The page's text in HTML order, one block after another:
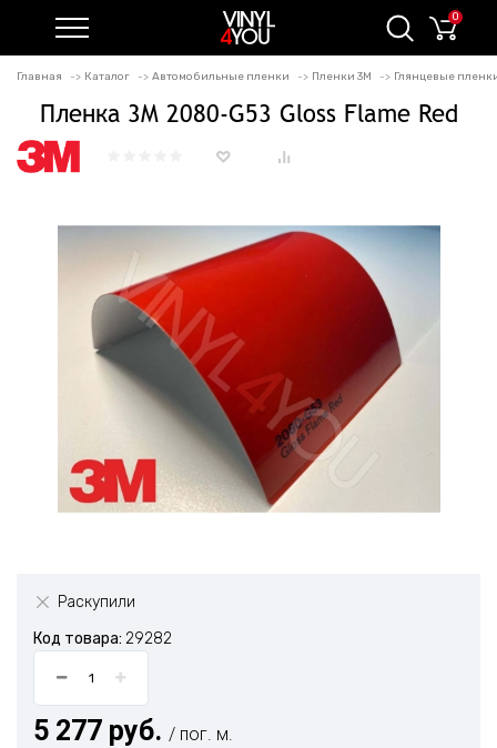
0
Главная Каталог Автомобильные пленки Пленки 3M Глянцевые
Пленка 3M 2080-G53 Gloss Flame Red
Раскупили
Код товара: 29282
5 277 руб. / пог. м.